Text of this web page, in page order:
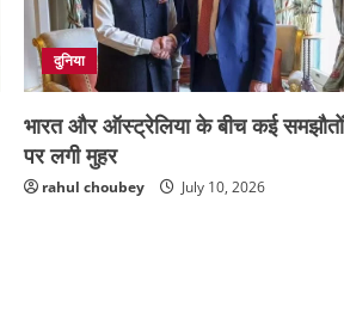
दुनिया
भारत और ऑस्ट्रेलिया के बीच कई समझौतों
पर लगी मुहर
rahul choubey July 10, 2026